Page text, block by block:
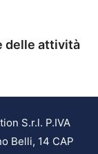
delle attività
S.r.l. P.IVA
Belli, 14 CAP